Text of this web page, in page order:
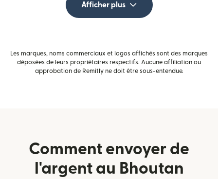
Afficher plus
Les marques, noms commerciaux et logos affichés sont des marques
déposées de leurs propriétaires respectifs. Aucune affiliation ou
approbation de Remitly ne doit être sous-entendue.
Comment envoyer de
l'argent au Bhoutan